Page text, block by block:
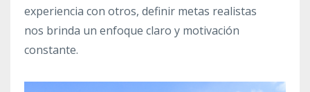
experiencia con otros, definir metas realistas
nos brinda un enfoque claro y motivación
constante.